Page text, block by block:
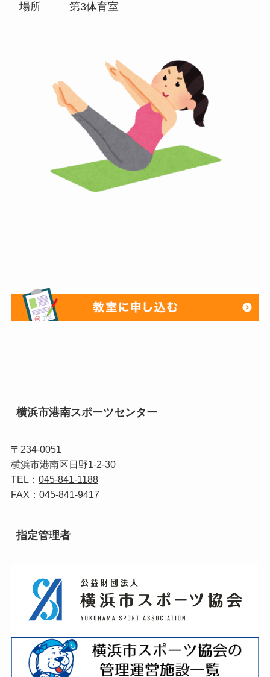
場所 第3体育室
横浜市港南スポーツセンター
〒234-0051
横浜市港南区日野1-2-30
TEL： 045-841-1188
FAX：045-841-9417
指定管理者